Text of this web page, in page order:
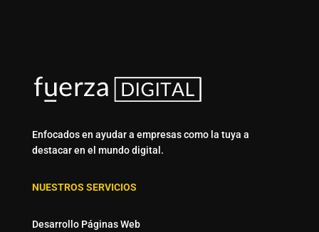
Enfocados en ayudar a empresas como la tuya a
destacar en el mundo digital.
NUESTROS SERVICIOS
Desarrollo Páginas Web